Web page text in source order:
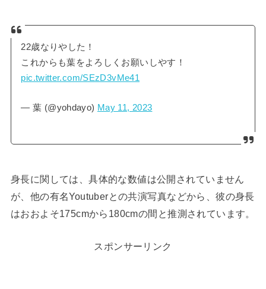
22歳なりやした！
これからも葉をよろしくお願いしやす！
pic.twitter.com/SEzD3vMe41
— 葉 (@yohdayo) May 11, 2023
身長に関しては、具体的な数値は公開されていません
が、他の有名Youtuberとの共演写真などから、彼の身長
はおおよそ175cmから180cmの間と推測されています。
スポンサーリンク